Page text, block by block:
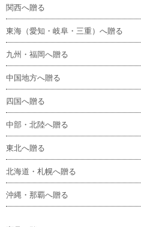
関西へ贈る
東海（愛知・岐阜・三重）へ贈る
九州・福岡へ贈る
中国地方へ贈る
四国へ贈る
中部・北陸へ贈る
東北へ贈る
北海道・札幌へ贈る
沖縄・那覇へ贈る